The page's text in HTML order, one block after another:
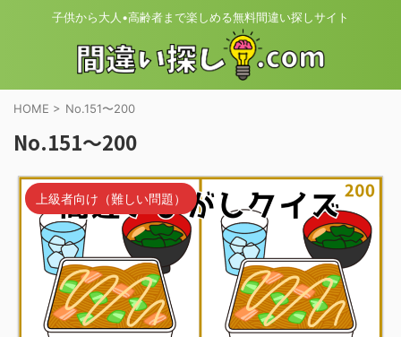
子供から大人•高齢者まで楽しめる無料間違い探しサイト
HOME > No.151〜200
No.151〜200
上級者向け（難しい問題）